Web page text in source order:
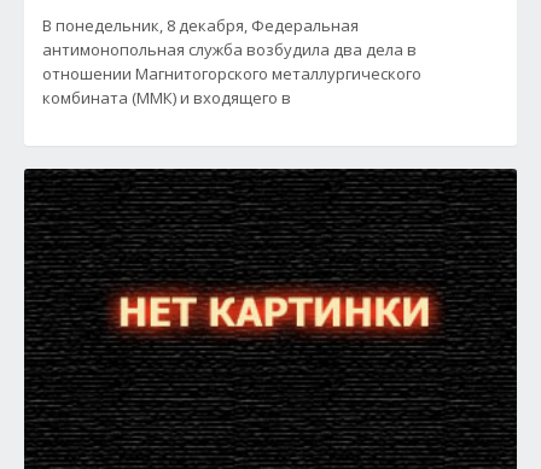
В понедельник, 8 декабря, Федеральная
антимонопольная служба возбудила два дела в
отношении Магнитогорского металлургического
комбината (ММК) и входящего в